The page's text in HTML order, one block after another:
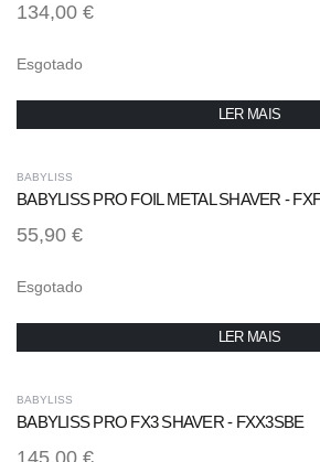
134,00 €
Esgotado
LER MAIS
BABYLISS
BABYLISS PRO FOIL METAL SHAVER -
55,90 €
Esgotado
LER MAIS
BABYLISS
BABYLISS PRO FX3 SHAVER - FXX3SBE